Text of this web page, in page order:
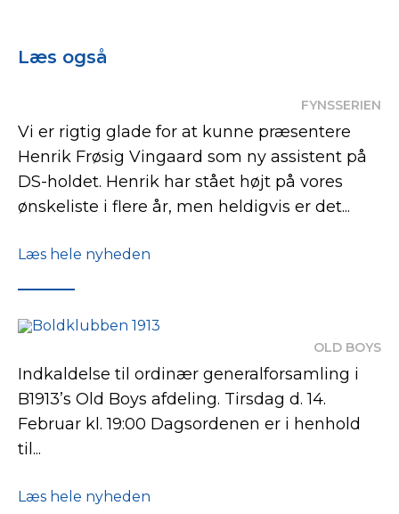
Læs også
FYNSSERIEN
Vi er rigtig glade for at kunne præsentere
Henrik Frøsig Vingaard som ny assistent på
DS-holdet. Henrik har stået højt på vores
ønskeliste i flere år, men heldigvis er det...
Læs hele nyheden
OLD BOYS
Indkaldelse til ordinær generalforsamling i
B1913’s Old Boys afdeling. Tirsdag d. 14.
Februar kl. 19:00 Dagsordenen er i henhold
til...
Læs hele nyheden